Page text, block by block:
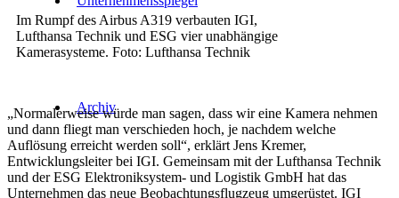
Archiv
Im Rumpf des Airbus A319 verbauten IGI,
Lufthansa Technik und ESG vier unabhängige
Kamerasysteme. Foto: Lufthansa Technik
„Normalerweise würde man sagen, dass wir eine Kamera nehmen
und dann fliegt man verschieden hoch, je nachdem welche
Auflösung erreicht werden soll“, erklärt Jens Kremer,
Entwicklungsleiter bei IGI. Gemeinsam mit der Lufthansa Technik
und der ESG Elektroniksystem- und Logistik GmbH hat das
Unternehmen das neue Beobachtungsflugzeug umgerüstet. IGI